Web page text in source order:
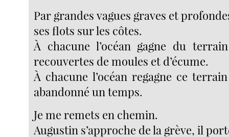
Par grandes vagues graves et
ses flots sur les côtes.
À chacune l’océan gagne du
recouvertes de moules et d’écume.
À chacune l’océan regagne ce
abandonné un temps.
Je me remets en chemin.
Augustin s’approche de la grève, il